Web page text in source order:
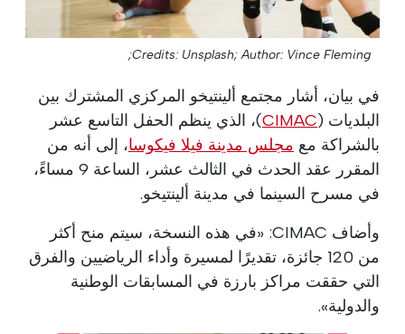
Credits: Unsplash; Author: Vince Fleming;
في بيان، أشار مجتمع ألينتيخو المركزي المشترك بين
البلديات (CIMAC)، الذي ينظم الحفل التاسع عشر
بالشراكة مع مجلس مدينة فيلا فيكوسا، إلى أنه من
المقرر عقد الحدث في الثالث عشر، الساعة 9 مساءً،
في مسرح السينما في مدينة ألينتيخو.
وأضاف CIMAC: «في هذه النسخة، سيتم منح أكثر
من 120 جائزة، تقديرًا لمسيرة وأداء الرياضيين والفرق
التي حققت مراكز بارزة في المسابقات الوطنية
والدولية».